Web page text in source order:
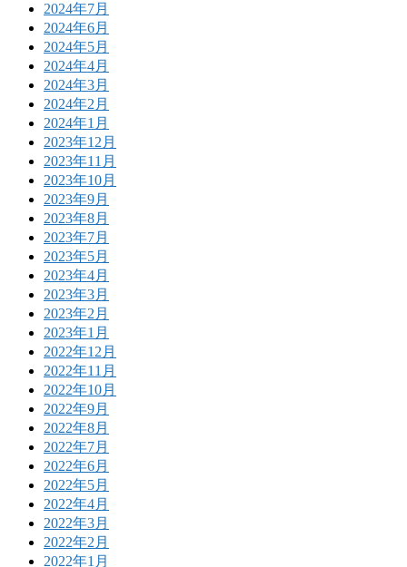
2024年7月
2024年6月
2024年5月
2024年4月
2024年3月
2024年2月
2024年1月
2023年12月
2023年11月
2023年10月
2023年9月
2023年8月
2023年7月
2023年5月
2023年4月
2023年3月
2023年2月
2023年1月
2022年12月
2022年11月
2022年10月
2022年9月
2022年8月
2022年7月
2022年6月
2022年5月
2022年4月
2022年3月
2022年2月
2022年1月